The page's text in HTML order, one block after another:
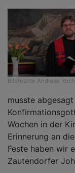
Bildrechte Andreas Roch
musste
Wochen in der
Erinnerung an
Feste haben wir
Zautendorfer